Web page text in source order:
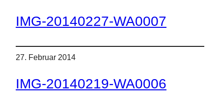
IMG-20140227-WA0007
27. Februar 2014
IMG-20140219-WA0006